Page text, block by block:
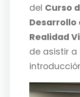
del Curso
Desarrollo
Realidad
de asistir a